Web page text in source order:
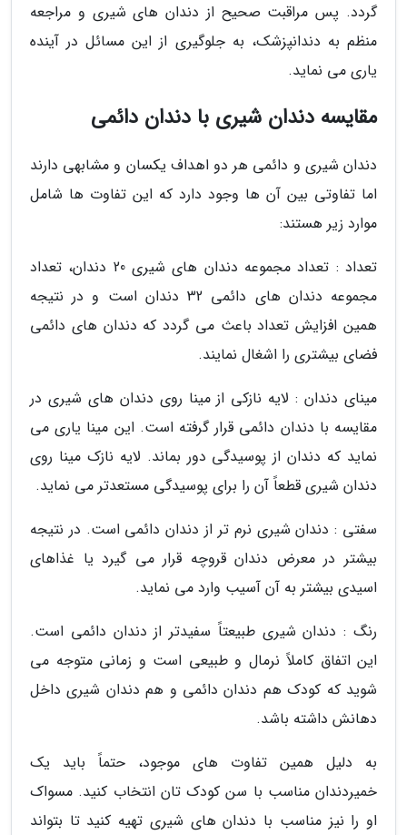
گردد. پس مراقبت صحیح از دندان های شیری و مراجعه
منظم به دندانپزشک، به جلوگیری از این مسائل در آینده
یاری می نماید.
مقایسه دندان شیری با دندان دائمی
دندان شیری و دائمی هر دو اهداف یکسان و مشابهی دارند
اما تفاوتی بین آن ها وجود دارد که این تفاوت ها شامل
موارد زیر هستند:
تعداد : تعداد مجموعه دندان های شیری 20 دندان، تعداد
مجموعه دندان های دائمی 32 دندان است و در نتیجه
همین افزایش تعداد باعث می گردد که دندان های دائمی
فضای بیشتری را اشغال نمایند.
مینای دندان : لایه نازکی از مینا روی دندان های شیری در
مقایسه با دندان دائمی قرار گرفته است. این مینا یاری می
نماید که دندان از پوسیدگی دور بماند. لایه نازک مینا روی
دندان شیری قطعاً آن را برای پوسیدگی مستعدتر می نماید.
سفتی : دندان شیری نرم تر از دندان دائمی است. در نتیجه
بیشتر در معرض دندان قروچه قرار می گیرد یا غذاهای
اسیدی بیشتر به آن آسیب وارد می نماید.
رنگ : دندان شیری طبیعتاً سفیدتر از دندان دائمی است.
این اتفاق کاملاً نرمال و طبیعی است و زمانی متوجه می
شوید که کودک هم دندان دائمی و هم دندان شیری داخل
دهانش داشته باشد.
به دلیل همین تفاوت های موجود، حتماً باید یک
خمیردندان مناسب با سن کودک تان انتخاب کنید. مسواک
او را نیز مناسب با دندان های شیری تهیه کنید تا بتواند